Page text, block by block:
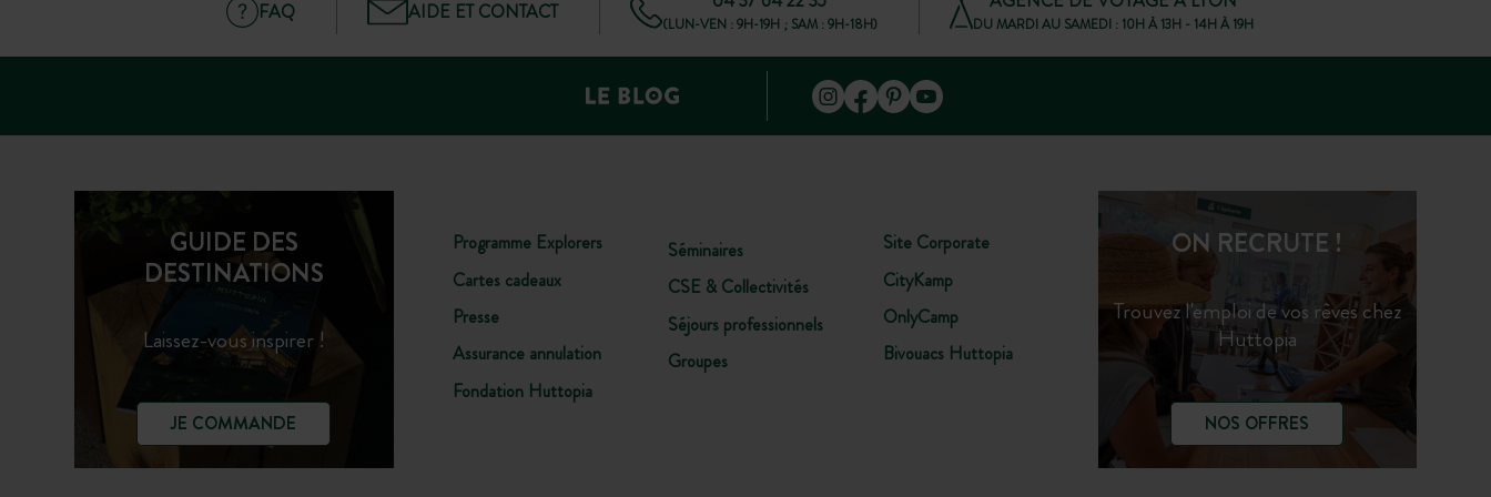
FAQ AIDE ET CONTACT (LUN-VEN : 9H-19H ; SAM : 9H-18H) DU MARDI AU SAMEDI : 10H À 13H - 14H À 19H
GUIDE DES
DESTINATIONS
Laissez-vous inspirer !
JE COMMANDE
Programme Explorers
Cartes cadeaux
Presse
Assurance annulation
Fondation Huttopia
Séminaires
CSE & Collectivités
Séjours professionnels
Groupes
Site Corporate
CityKamp
OnlyCamp
Bivouacs Huttopia
ON RECRUTE !
Trouvez l'emploi de vos rêves chez
Huttopia
NOS OFFRES